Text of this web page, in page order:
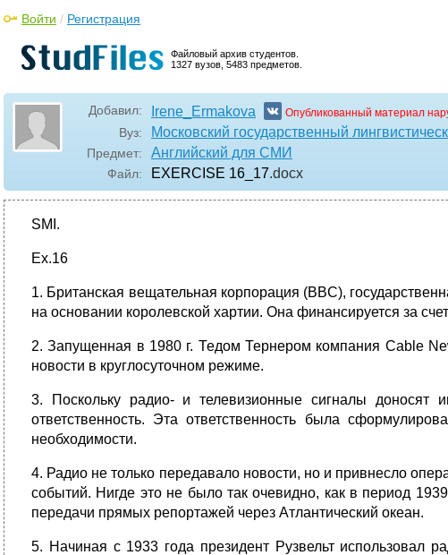
Файловый архив студентов.
1327 вузов, 5483 предметов.
Войти / Регистрация
Добавил: Irene_Ermakova Опубликованный материал
Вуз: Московский государственный
Предмет: Английский для СМИ
Файл: EXERCISE 16_17.docx
SMI.
Ex.16
1. Британская вещательная корпорация (BBC),
на основании королевской хартии. Она финансируется за
2. Запущенная в 1980 г. Тедом Тернером компания Cable
новости в круглосуточном режиме.
3. Поскольку радио- и телевизионные сигналы
ответственность. Эта ответственность была
необходимости.
4. Радио не только передавало новости, но и привнесло
событий. Нигде это не было так очевидно, как в период
передачи прямых репортажей через Атлантический океан.
5. Начиная с 1933 года президент Рузвельт